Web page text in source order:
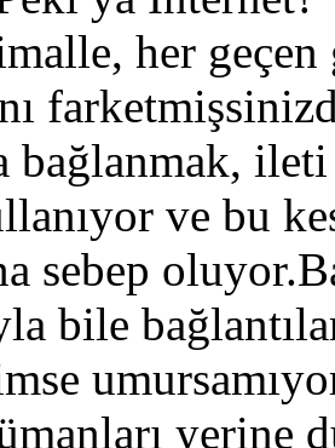
her geçen
bağlanmak,
ve bu
sebep
bile
yerine